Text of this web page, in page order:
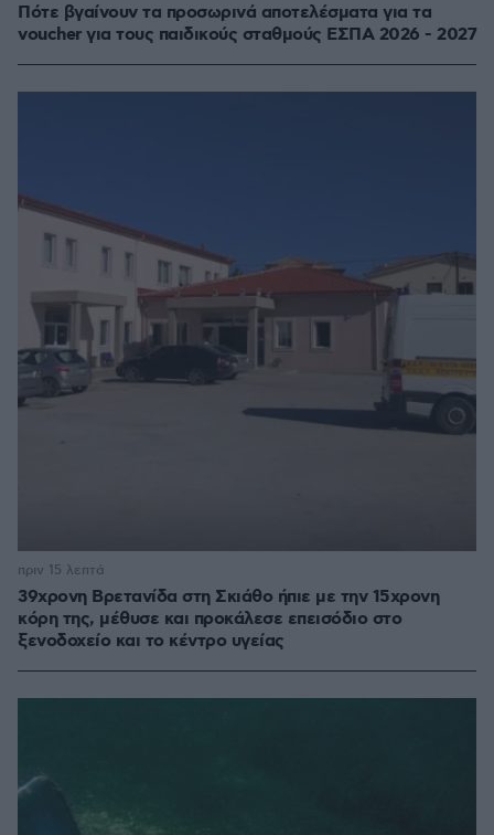
Πότε βγαίνουν τα προσωρινά αποτελέσματα για τα
voucher για τους παιδικούς σταθμούς ΕΣΠΑ 2026 - 2027
39χρονη Βρετανίδα στη Σκιάθο ήπιε με την 15χρονη
κόρη της, μέθυσε και προκάλεσε επεισόδιο στο
ξενοδοχείο και το κέντρο υγείας
πριν 15 λεπτά